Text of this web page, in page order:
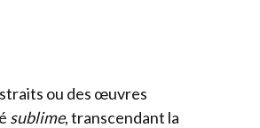
ou des œuvres
sublime, transcendant la